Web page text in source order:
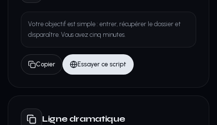
Votre objectif est simple : entrer, récupérer le dossier et
disparaître. Vous avez cinq minutes.
Copier Essayer ce script
Ligne dramatique